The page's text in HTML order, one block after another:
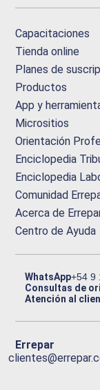
Capacitaciones
Tienda online
Planes de
Productos
App y
Micrositios
Orientación
Enciclopedia
Enciclopedia
Comunidad
Acerca de
Centro de Ayuda
WhatsApp+54 9
Consultas de
Atención al
Errepar